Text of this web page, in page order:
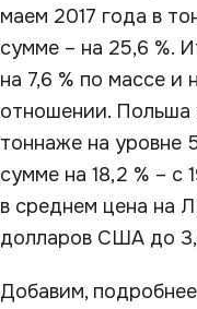
маем 2017 года в
сумме – на 25,6 %.
на 7,6 % по массе и
отношении. Польша
тоннаже на уровне
сумме на 18,2 % – с
в среднем цена на
долларов США до
Добавим,